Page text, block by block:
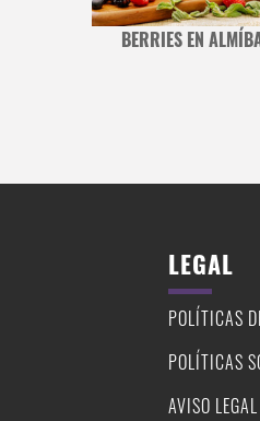
BERRIES EN
LEGAL
POLÍTICAS
POLÍTICAS
AVISO LEGAL